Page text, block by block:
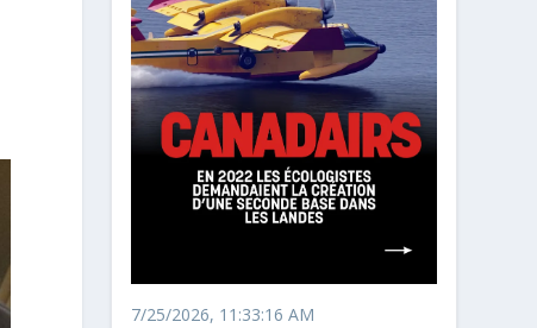
7/25/2026, 11:33:16 AM